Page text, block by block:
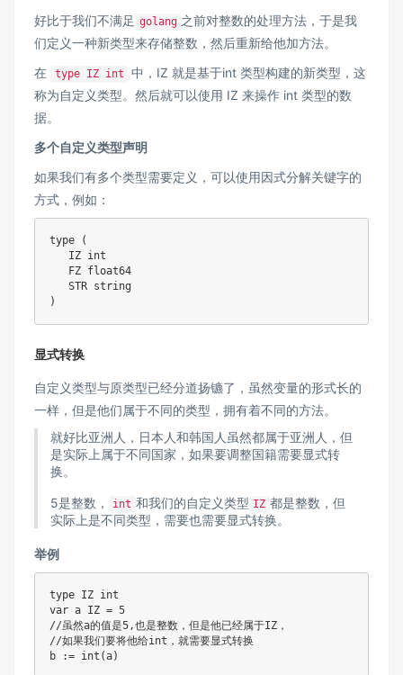
好比于我们不满足 golang 之前对整数的处理方法，于是我
们定义一种新类型来存储整数，然后重新给他加方法。
在
type IZ int
中，IZ 就是基于int 类型构建的新类型，这
称为自定义类型。然后就可以使用 IZ 来操作 int 类型的数
据。
多个自定义类型声明
如果我们有多个类型需要定义，可以使用因式分解关键字的
方式，例如：
type (
   IZ int
   FZ float64
   STR string
显式转换
自定义类型与原类型已经分道扬镳了，虽然变量的形式长的
一样，但是他们属于不同的类型，拥有着不同的方法。
就好比亚洲人，日本人和韩国人虽然都属于亚洲人，但
是实际上属于不同国家，如果要调整国籍需要显式转
换。
5是整数， int 和我们的自定义类型 IZ 都是整数，但
实际上是不同类型，需要也需要显式转换。
举例
type IZ int
var a IZ = 5
//虽然a的值是5,也是整数，但是他已经属于IZ，
//如果我们要将他给int，就需要显式转换
b
:= int (a)